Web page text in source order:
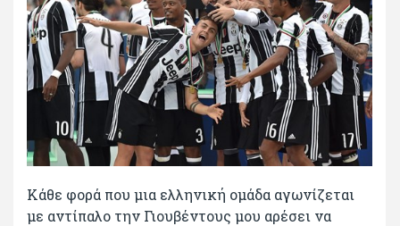
Κάθε φορά που μια ελληνική ομάδα αγωνίζεται
με αντίπαλο την Γιουβέντους μου αρέσει να